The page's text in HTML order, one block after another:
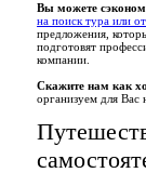
Вы можете
на поиск тура или
предложения,
подготовят
компании.
Скажите нам как
организуем для Вас